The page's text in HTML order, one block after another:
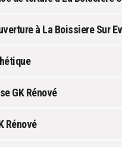
à La Boissiere Sur
GK Rénové
Rénové